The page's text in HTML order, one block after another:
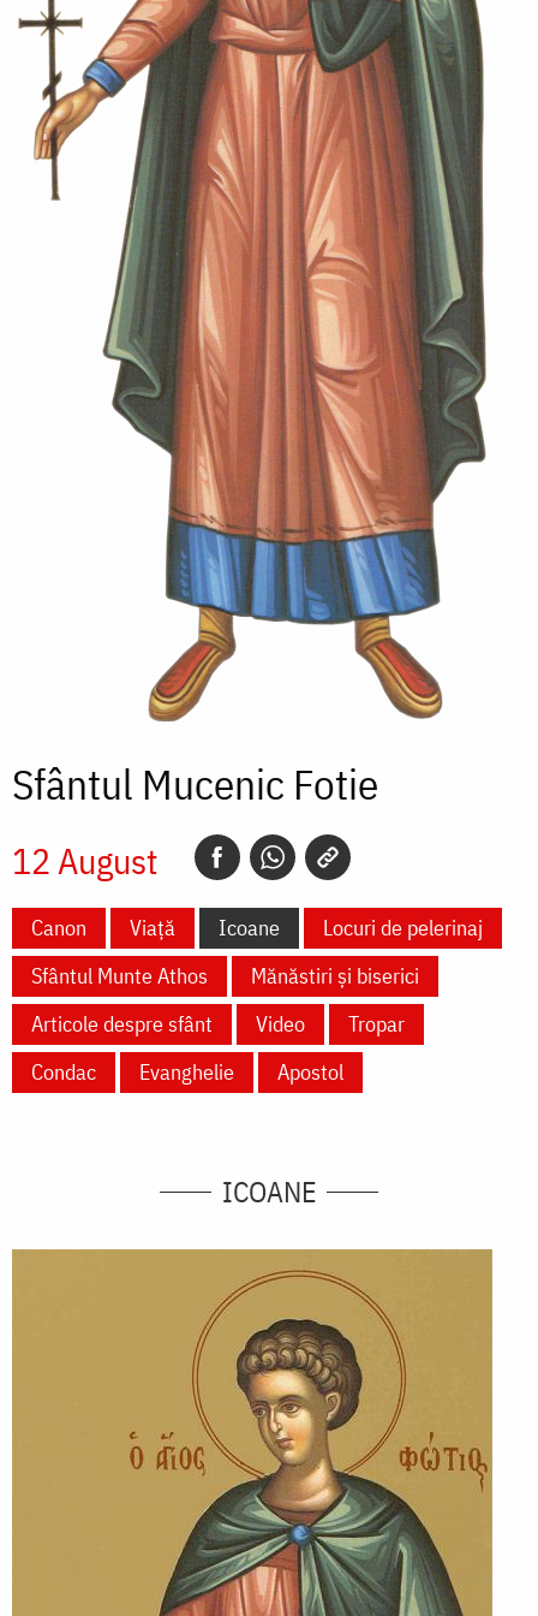
Sfântul Mucenic Fotie
12 August
Canon Viață Icoane
Locuri de pelerinaj
Sfântul Munte Athos
Mănăstiri și biserici
Articole despre sfânt
Video
Tropar
Condac
Evanghelie Apostol
ICOANE